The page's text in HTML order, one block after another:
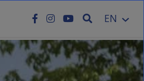
SEARCH
EN